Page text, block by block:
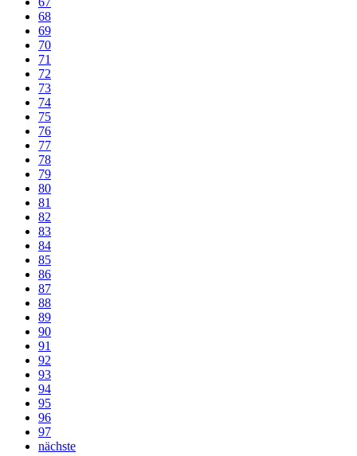
68
69
70
71
72
73
74
75
76
77
78
79
80
81
82
83
84
85
86
87
88
89
90
91
92
93
94
95
96
97
nächste